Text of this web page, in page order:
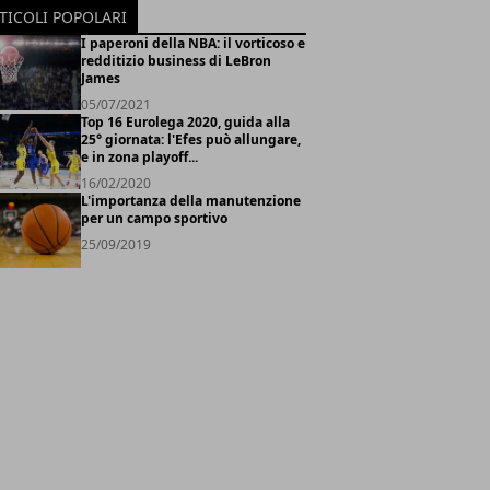
POPOLARI
I paperoni della NBA: il vorticoso e
redditizio business di LeBron
James
05/07/2021
Top 16 Eurolega 2020, guida alla
25° giornata: l'Efes può allungare,
e in zona playoff...
16/02/2020
L'importanza della manutenzione
per un campo sportivo
25/09/2019